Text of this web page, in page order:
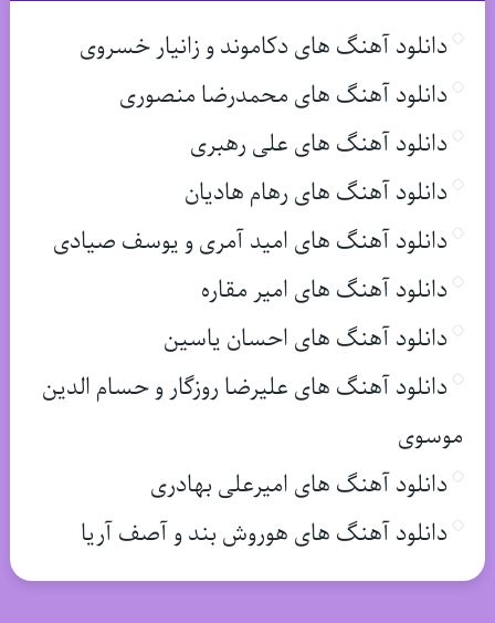
دانلود آهنگ های دکاموند و زانیار خسروی
دانلود آهنگ های محمدرضا منصوری
دانلود آهنگ های علی رهبری
دانلود آهنگ های رهام هادیان
دانلود آهنگ های امید آمری و یوسف صیادی
دانلود آهنگ های امیر مقاره
دانلود آهنگ های احسان یاسین
دانلود آهنگ های علیرضا روزگار و حسام الدین
موسوی
دانلود آهنگ های امیرعلی بهادری
دانلود آهنگ های هوروش بند و آصف آریا